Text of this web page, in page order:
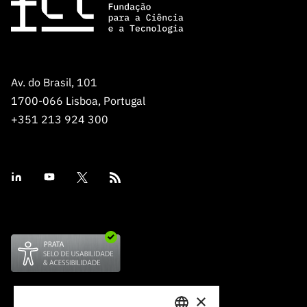
Av. do Brasil, 101
1700-066 Lisboa, Portugal
+351 213 924 300
×